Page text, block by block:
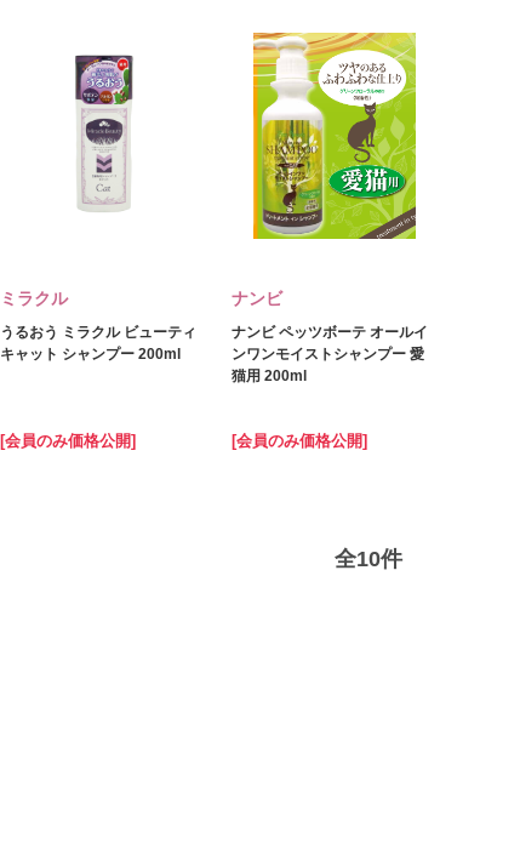
ミラクル
うるおう ミラクル ビューティ
キャット シャンプー 200ml
[会員のみ価格公開]
ナンビ
ナンビ ペッツボーテ オールイ
ンワンモイストシャンプー 愛
猫用 200ml
[会員のみ価格公開]
全10件